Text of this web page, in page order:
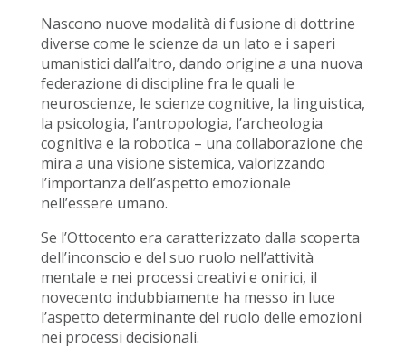
Nascono nuove modalità di fusione di dottrine
diverse come le scienze da un lato e i saperi
umanistici dall’altro, dando origine a una nuova
federazione di discipline fra le quali le
neuroscienze, le scienze cognitive, la linguistica,
la psicologia, l’antropologia, l’archeologia
cognitiva e la robotica – una collaborazione che
mira a una visione sistemica, valorizzando
l’importanza dell’aspetto emozionale
nell’essere umano.
Se l’Ottocento era caratterizzato dalla scoperta
dell’inconscio e del suo ruolo nell’attività
mentale e nei processi creativi e onirici, il
novecento indubbiamente ha messo in luce
l’aspetto determinante del ruolo delle emozioni
nei processi decisionali.